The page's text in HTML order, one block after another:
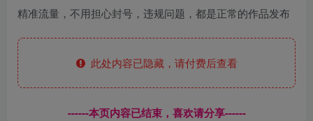
精准流量，不用担心封号，违规问题，都是正常的作品发布
此处内容已隐藏，请付费后查看
------本页内容已结束，喜欢请分享------